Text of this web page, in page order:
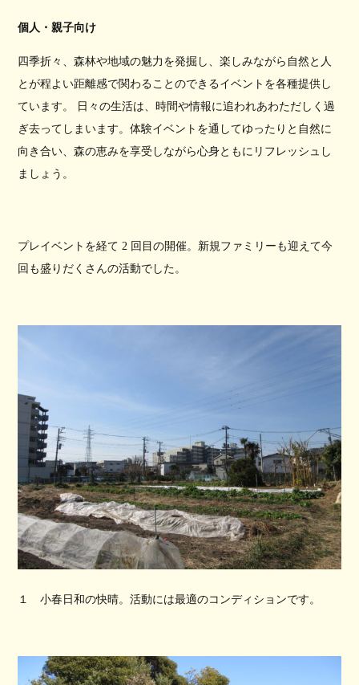
個人・親子向け
四季折々、森林や地域の魅力を発掘し、楽しみながら自然と人
とが程よい距離感で関わることのできるイベントを各種提供し
ています。 日々の生活は、時間や情報に追われあわただしく過
ぎ去ってしまいます。体験イベントを通してゆったりと自然に
向き合い、森の恵みを享受しながら心身ともにリフレッシュし
ましょう。
プレイベントを経て 2 回目の開催。新規ファミリーも迎えて今
回も盛りだくさんの活動でした。
１ 小春日和の快晴。活動には最適のコンディションです。